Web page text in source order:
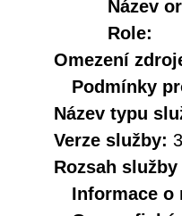
Název
Role:
Omezení
Podmínky
Název typu
Verze služby:
Rozsah služby
Informace o